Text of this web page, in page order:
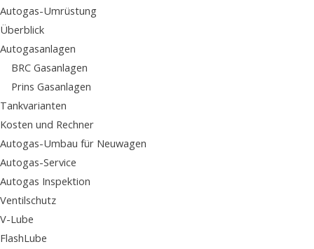
Autogas-Umrüstung
Überblick
Autogasanlagen
BRC Gasanlagen
Prins Gasanlagen
Tankvarianten
Kosten und Rechner
Autogas-Umbau für Neuwagen
Autogas-Service
Autogas Inspektion
Ventilschutz
V-Lube
FlashLube